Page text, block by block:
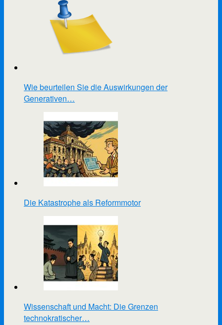
Wie beurteilen Sie die Auswirkungen der
Generativen…
Die Katastrophe als Reformmotor
Wissenschaft und Macht: Die Grenzen
technokratischer…